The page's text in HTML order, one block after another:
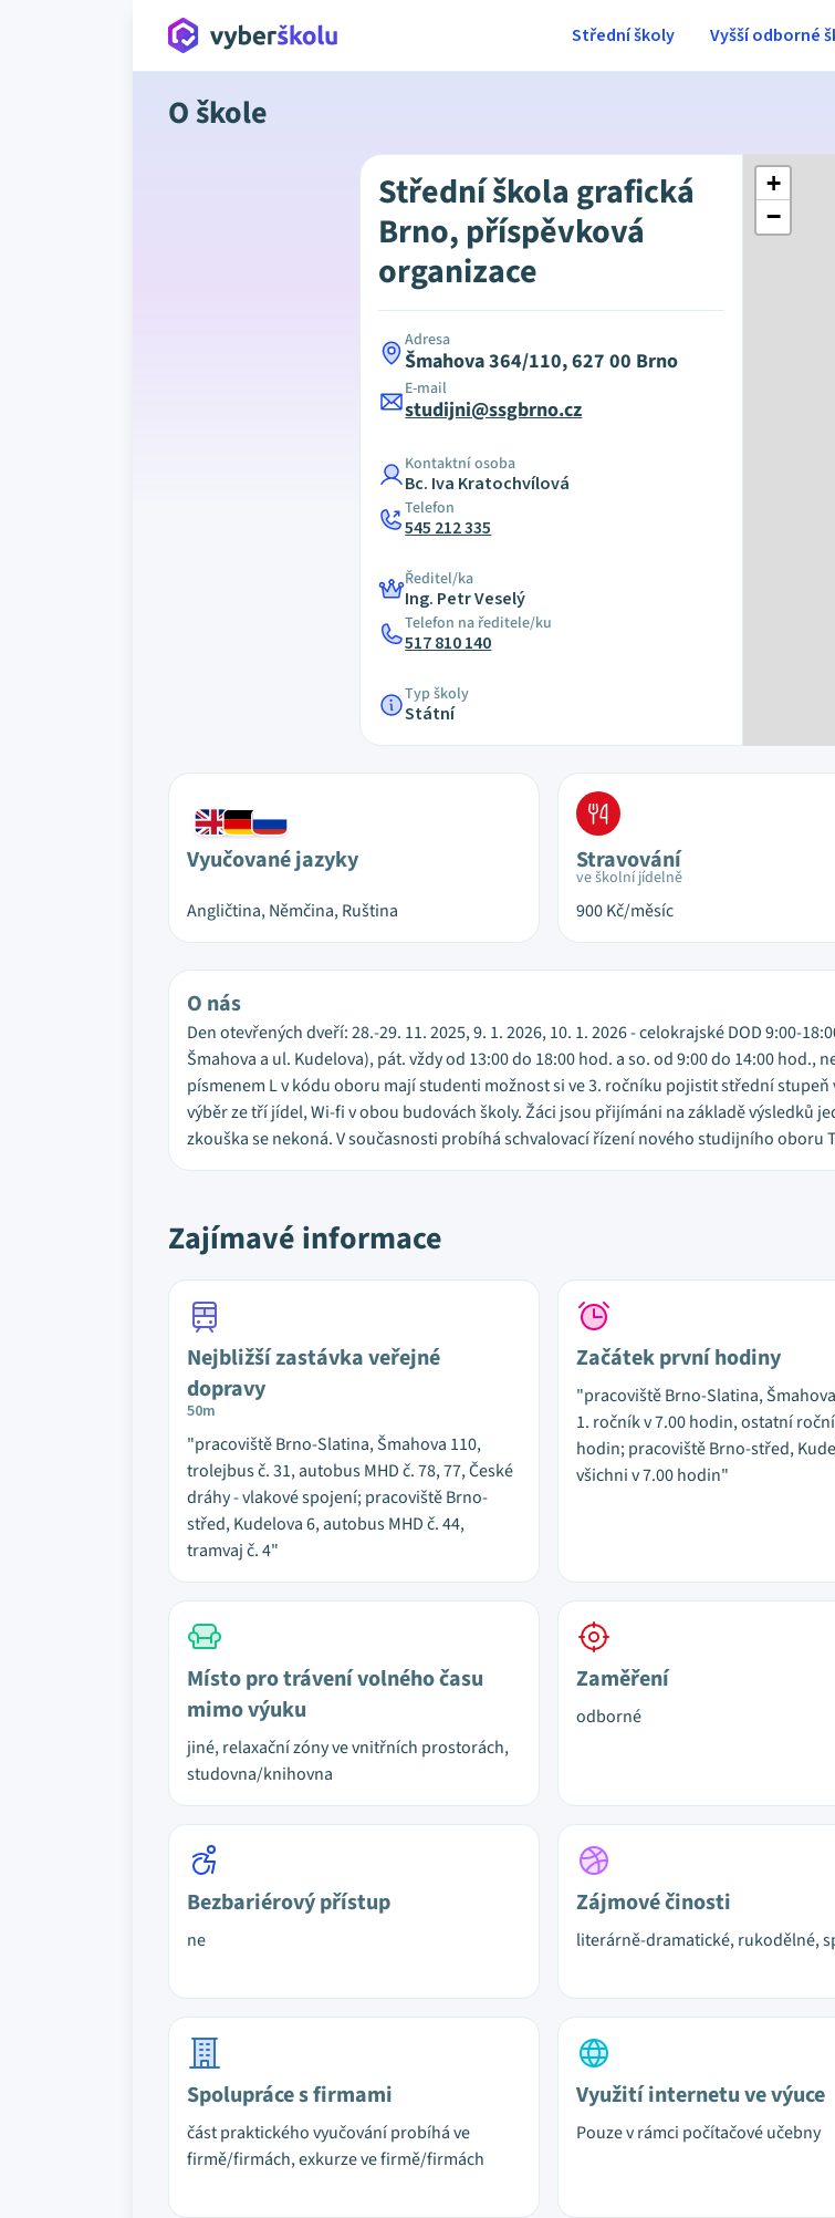
Střední školy Vyšší odborné
O škole
Střední škola grafická
Brno, příspěvková
organizace
Adresa
Šmahova 364/110, 627 00 Brno
E-mail
studijni@ssgbrno.cz
Kontaktní osoba
Bc. Iva Kratochvílová
Telefon
545 212 335
Ředitel/ka
Ing. Petr Veselý
Telefon na ředitele/ku
517 810 140
Typ školy
Státní
+
−
Vyučované jazyky
Angličtina, Němčina, Ruština
Stravování
ve školní jídelně
900Kč/měsíc
O nás
Den otevřených dveří: 28.-29. 11. 2025, 9. 1. 2026, 10. 1. 2026 - celokrajské DOD 9:00-
Šmahova a ul. Kudelova), pát. vždy od 13:00 do 18:00 hod. a so. od 9:00 do 14:00
písmenem L v kódu oboru mají studenti možnost si ve 3. ročníku pojistit střední
výběr ze tří jídel, Wi-fi v obou budovách školy. Žáci jsou přijímáni na základě výsledků
zkouška se nekoná. V současnosti probíhá schvalovací řízení nového studijního oboru
Zajímavé informace
Nejbližší zastávka veřejné
dopravy
50m
"pracoviště Brno-Slatina, Šmahova 110,
trolejbus č. 31, autobus MHD č. 78, 77, České
dráhy - vlakové spojení; pracoviště Brno-
střed, Kudelova 6, autobus MHD č. 44,
tramvaj č. 4"
Začátek první hodiny
"pracoviště Brno-Slatina,
1. ročník v 7.00 hodin, ostatní
hodin; pracoviště Brno-střed,
všichni v 7.00 hodin"
Místo pro trávení volného času
mimo výuku
jiné, relaxační zóny ve vnitřních prostorách,
studovna/knihovna
Zaměření
odborné
Bezbariérový přístup
ne
Zájmové činosti
literárně-dramatické, rukodělné,
Spolupráce s firmami
část praktického vyučování probíhá ve
firmě/firmách, exkurze ve firmě/firmách
Využití internetu ve výuce
Pouze v rámci počítačové učebny